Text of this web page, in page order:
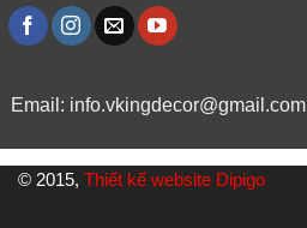
Email: info.vkingdecor@gmail.com
© 2015, Thiết kế website Dipigo